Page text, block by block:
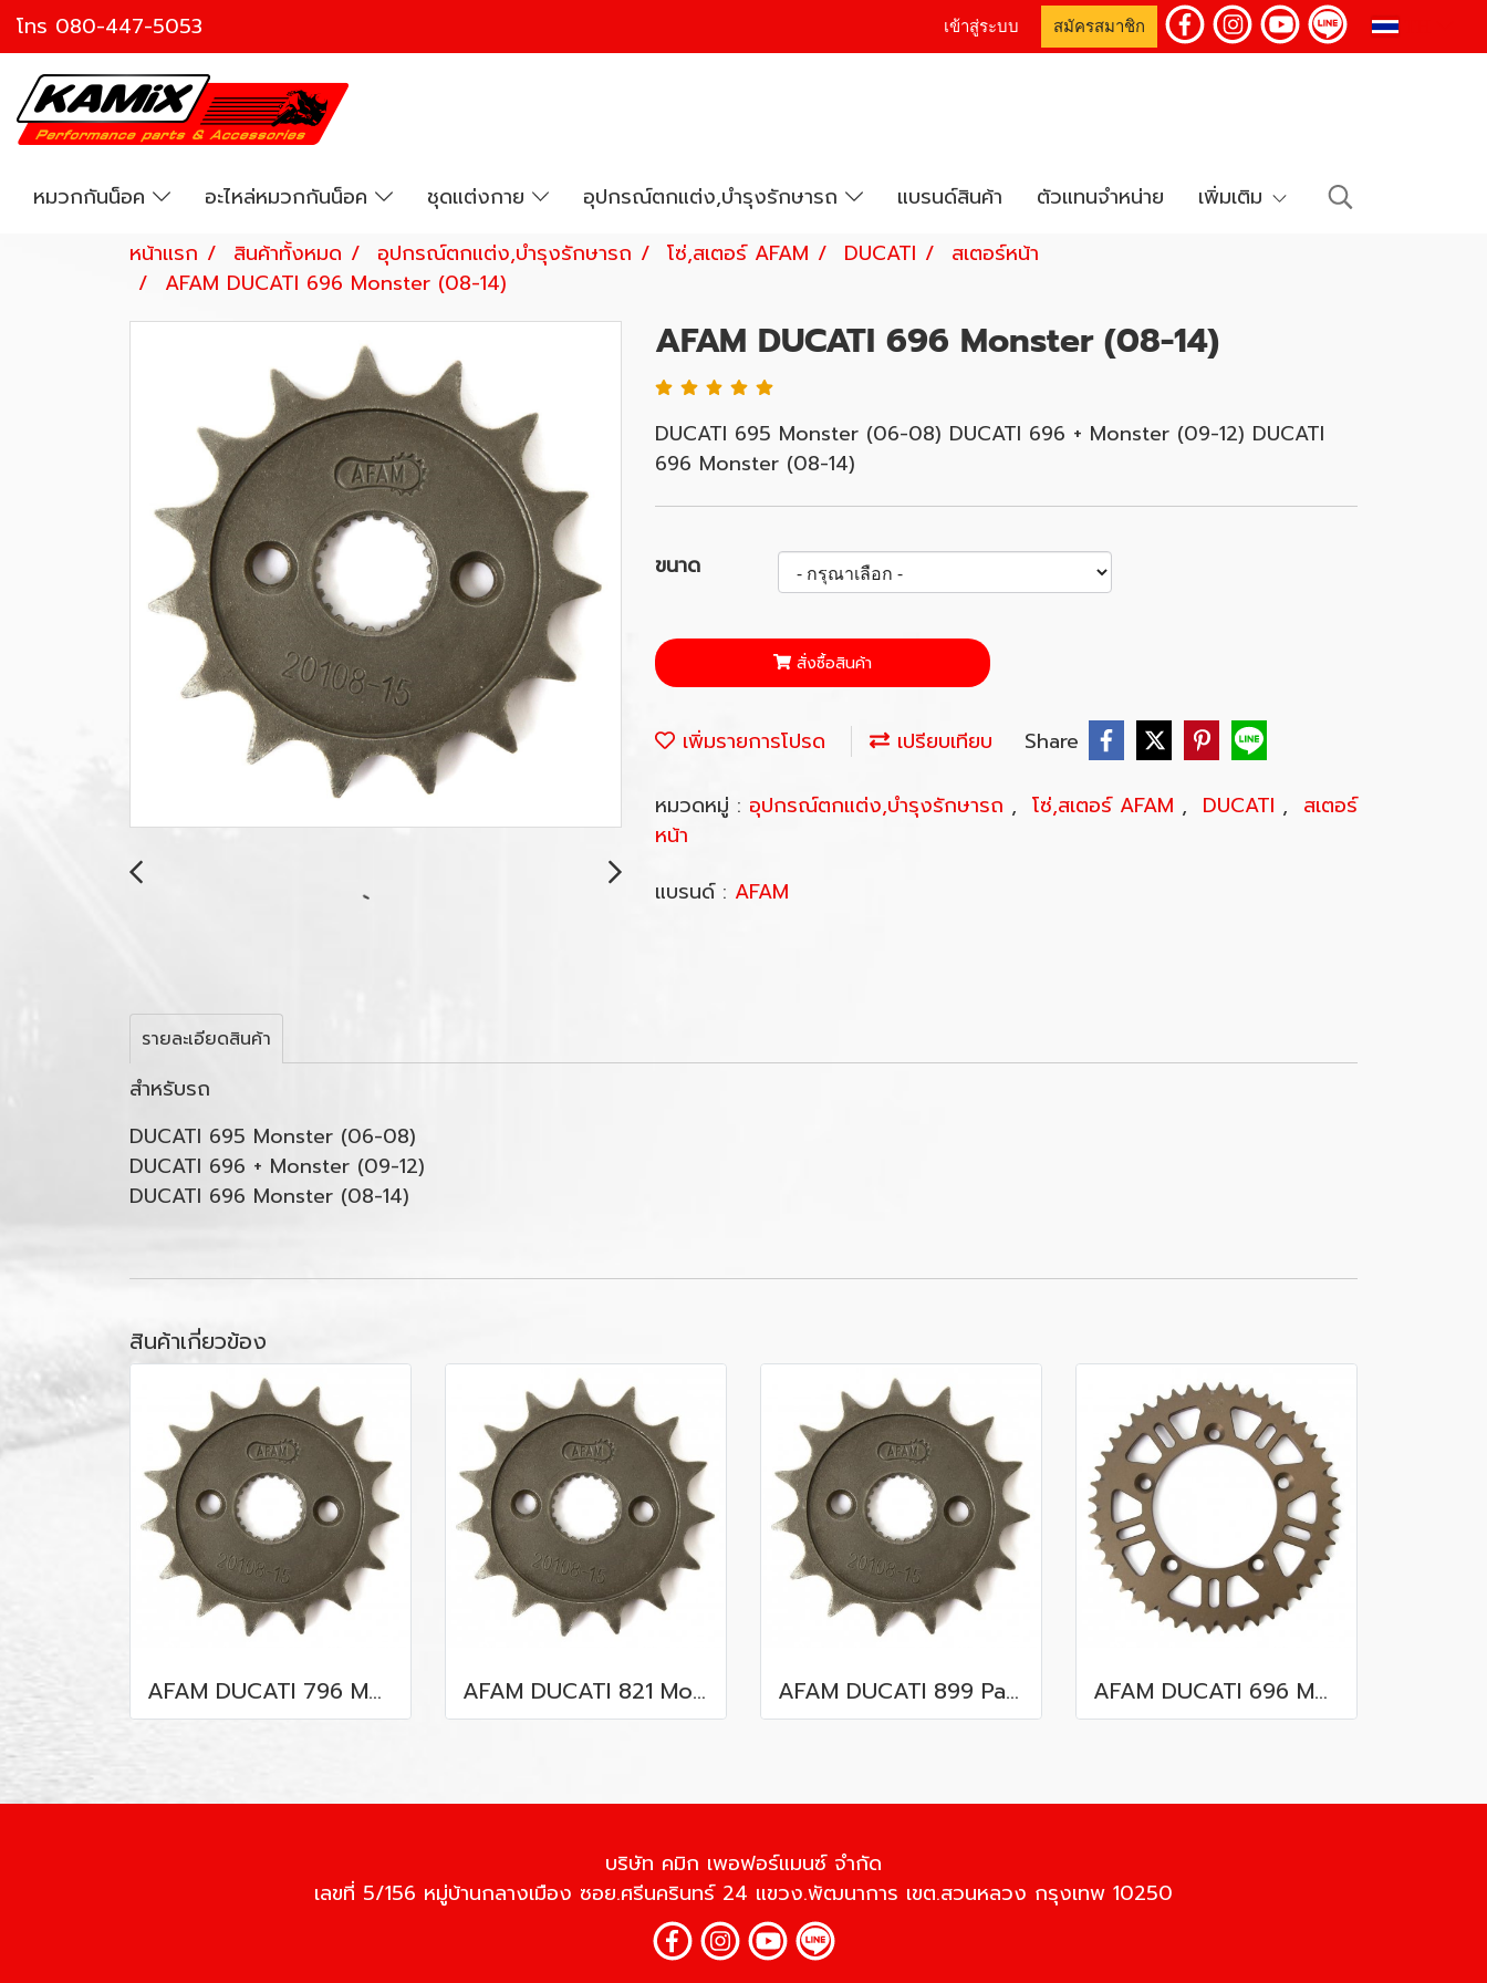
โทร 080-447-5053 เข้าสู่ระบบ สมัครสมาชิก
หมวกกันน็อค อะไหล่หมวกกันน็อค ชุดแต่งกาย อุปกรณ์ตกแต่ง,บำรุงรักษารถ แบรนด์สินค้า ตัวแทนจำหน่าย
เพิ่มเติม
หน้าแรก
สินค้าทั้งหมด อุปกรณ์ตกแต่ง,บำรุงรักษารถ โซ่,สเตอร์ AFAM DUCATI
สเตอร์หน้า
AFAM DUCATI 696 Monster (08-14)
AFAM DUCATI 696 Monster (08-14)
DUCATI 695 Monster (06-08) DUCATI 696 + Monster (09-12) DUCATI
696 Monster (08-14)
ขนาด
สั่งซื้อสินค้า
เพิ่มรายการโปรด เปรียบเทียบ Share
หมวดหมู่ : อุปกรณ์ตกแต่ง,บำรุงรักษารถ , โซ่,สเตอร์ AFAM , DUCATI , สเตอร์
หน้า
แบรนด์ : AFAM
รายละเอียดสินค้า
สำหรับรถ
DUCATI 695 Monster (06-08)
DUCATI 696 + Monster (09-12)
DUCATI 696 Monster (08-14)
สินค้าเกี่ยวข้อง
AFAM DUCATI 796 Monster (10-14) AFAM DUCATI 821 Monster (14-15) AFAM DUCATI 899 Panigale (14-15) AFAM DUCATI 696 Monster (08-14)
บริษัท คมิก เพอฟอร์แมนซ์ จำกัด
เลขที่ 5/156 หมู่บ้านกลางเมือง ซอย.ศรีนครินทร์ 24 แขวง.พัฒนาการ เขต.สวนหลวง กรุงเทพ 10250